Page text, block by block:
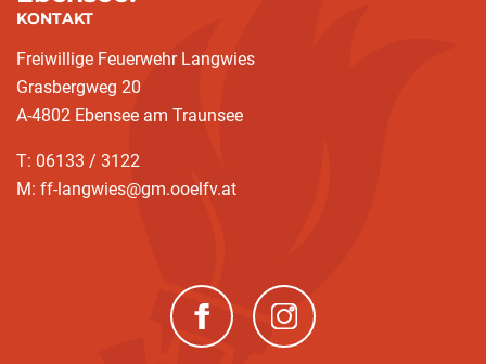
KONTAKT
Freiwillige Feuerwehr Langwies
Grasbergweg 20
A-4802 Ebensee am Traunsee
T: 06133 / 3122
M: ff-langwies@gm.ooelfv.at
(neues Fenster)(neues Fenster)